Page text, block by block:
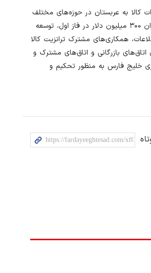
کالا به عربستان در حوزه‌های مختلف
از جمله محصولات کشاورزی، مواد غذایی مواد، محصولات معدنی و فلزی و تجهیزات و ماشین آلات صنعتی تا میزان ۳۰۰ میلیون دلار در فاز اول، توسعه
همکاری‌های مشترک ترانزیت کالا
بازرگانی و اتاق‌های مشترک و
خلیج فارس به منظور تحکیم و